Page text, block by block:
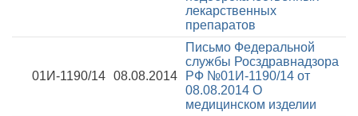
лекарственных
препаратов
01И-1190/14 08.08.2014
Письмо Федеральной
службы Росздравнадзора
РФ №01И-1190/14 от
08.08.2014 О
медицинском изделии